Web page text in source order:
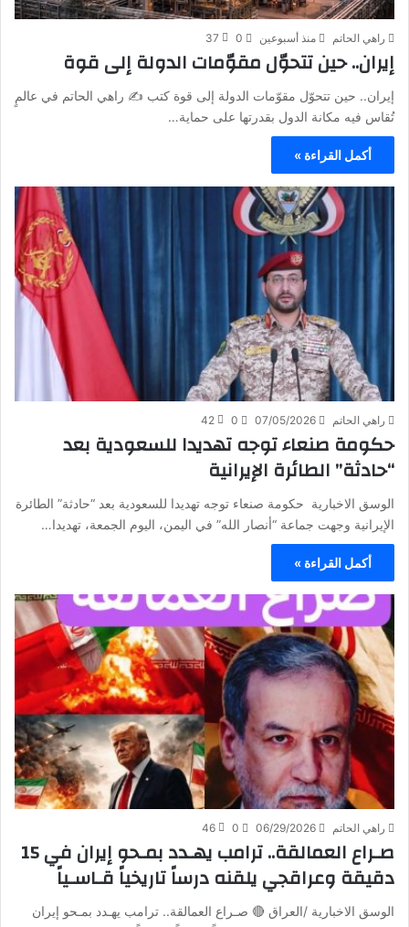
راهي الحاتم منذ أسبوعين 0
37
إيران.. حين تتحوّل مقوّمات الدولة إلى قوة
إيران.. حين تتحوّل مقوّمات الدولة إلى قوة كتب ✍️ راهي الحاتم في عالمٍ
تُقاس فيه مكانة الدول بقدرتها على حماية…
أكمل القراءة »
راهي الحاتم 07/05/2026
0
42
حكومة صنعاء توجه تهديدا للسعودية بعد
“حادثة” الطائرة الإيرانية
الوسق الاخبارية حكومة صنعاء توجه تهديدا للسعودية بعد “حادثة” الطائرة
الإيرانية وجهت جماعة “أنصار الله” في اليمن، اليوم الجمعة، تهديدا…
أكمل القراءة »
راهي الحاتم 06/29/2026
0
46
صـراع العمالقة.. ترامب يهـدد بمـحو إيران في 15
دقيقة وعراقجي يلقنه درساً تاريخياً قـاسـياً
الوسق الاخبارية /العراق 🔴 صـراع العمالقة.. ترامب يهـدد بمـحو إيران